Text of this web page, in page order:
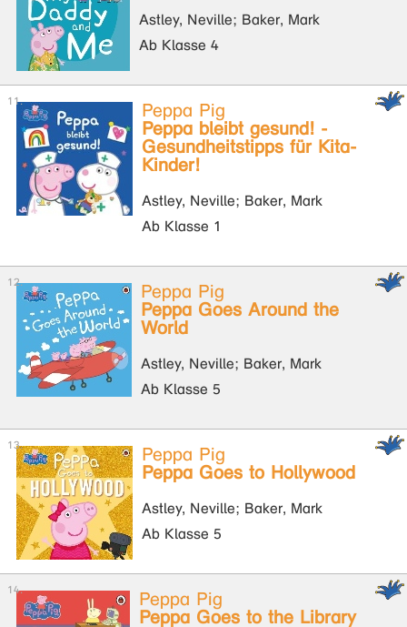
Astley, Neville; Baker, Mark
Ab Klasse 4
Peppa Pig
Peppa bleibt gesund! -
Gesundheitstipps für Kita-
Kinder!
Astley, Neville; Baker, Mark
Ab Klasse 1
Peppa Pig
Peppa Goes Around the
World
Astley, Neville; Baker, Mark
Ab Klasse 5
Peppa Pig
Peppa Goes to Hollywood
Astley, Neville; Baker, Mark
Ab Klasse 5
Peppa Pig
Peppa Goes to the Library